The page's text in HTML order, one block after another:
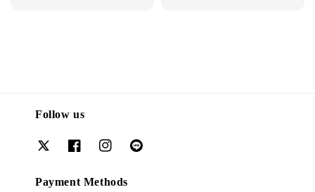
Follow us
Payment Methods